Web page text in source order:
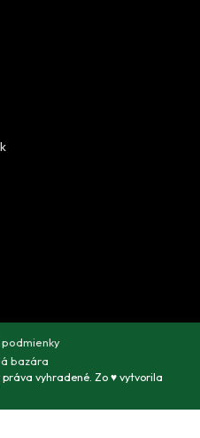
vyhradené. Zo ♥ vytvorila
bazára